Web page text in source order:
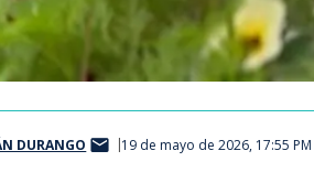
DURANGO 19 de mayo de 2026, 17:55 PM